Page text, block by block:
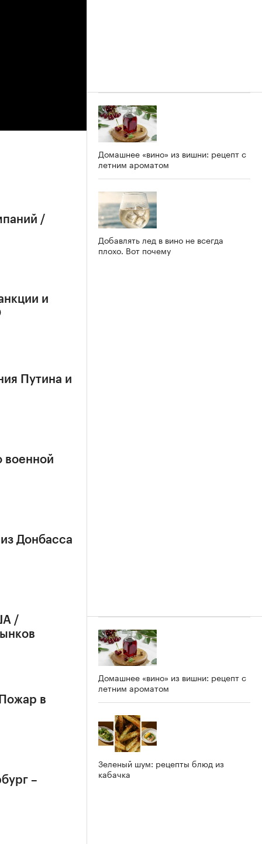
/
и
Путина и
военной
Донбасса
/
в
–
Домашнее «вино» из вишни: рецепт с
летним ароматом
Добавлять лед в вино не всегда
плохо. Вот почему
Домашнее «вино» из вишни: рецепт с
летним ароматом
Зеленый шум: рецепты блюд из
кабачка